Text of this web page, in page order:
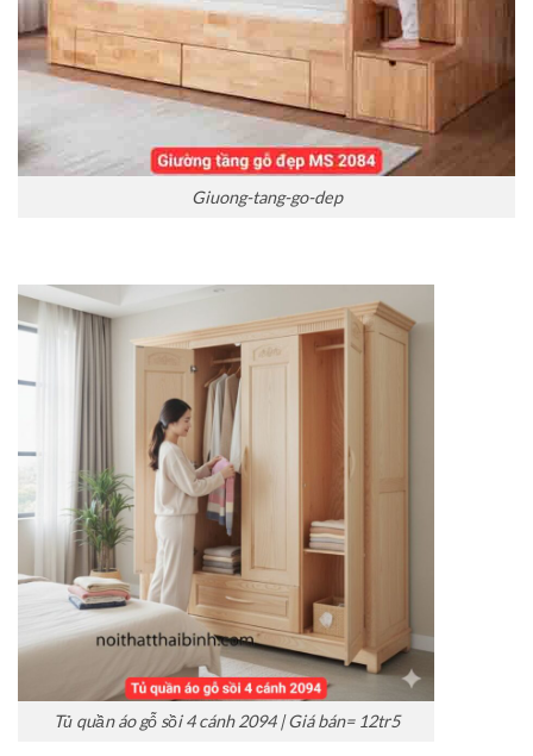
Giuong-tang-go-dep
Tủ quần áo gỗ sồi 4 cánh 2094 | Giá bán= 12tr5